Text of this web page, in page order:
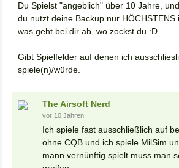
Du Spielst "angeblich" über 10 Jahre,
du nutzt deine Backup nur HÖCHSTENS
was geht bei dir ab, wo zockst du :D
Gibt Spielfelder auf denen ich
spiele(n)/würde.
The Airsoft Nerd
vor 10 Jahren
Ich spiele fast ausschließlich auf
ohne CQB und ich spiele MilSim
mann vernünftig spielt muss man